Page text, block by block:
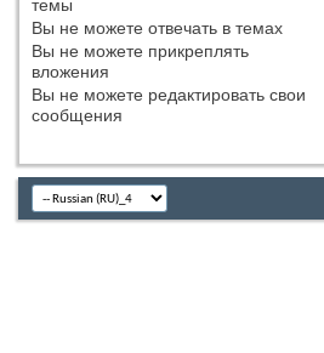
темы
Вы не можете отвечать в темах
Вы не можете прикреплять
вложения
Вы не можете редактировать свои
сообщения